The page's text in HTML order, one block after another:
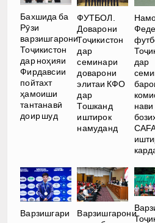
Бахшида ба
Рӯзи
варзишгарони
Тоҷикистон
дар ноҳияи
Фирдавсии
пойтахт
ҳамоиши
тантанавӣ
доир шуд
ФУТБОЛ.
Доварони
Тоҷикистон
дар
семинари
доварони
элитаи КФО
дар
Тошканд
иштирок
намуданд
дар
нави
Варзишгари
Варзишгарони